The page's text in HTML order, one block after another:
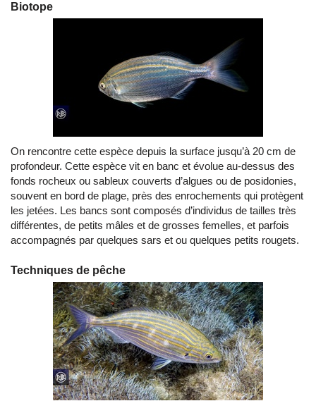
Biotope
On rencontre cette espèce depuis la surface jusqu’à 20 cm de
profondeur. Cette espèce vit en banc et évolue au-dessus des
fonds rocheux ou sableux couverts d’algues ou de posidonies,
souvent en bord de plage, près des enrochements qui protègent
les jetées. Les bancs sont composés d’individus de tailles très
différentes, de petits mâles et de grosses femelles, et parfois
accompagnés par quelques sars et ou quelques petits rougets.
Techniques de pêche